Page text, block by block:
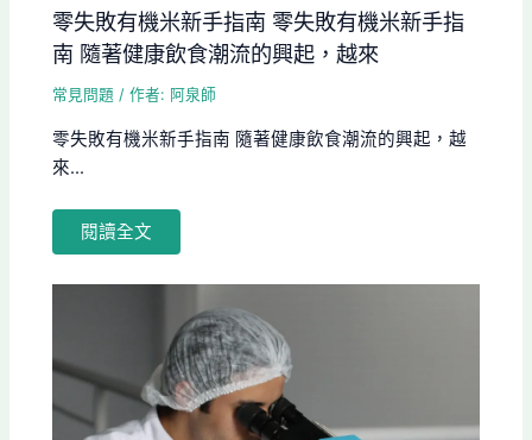
零失敗有機米新手指南 零失敗有機米新手指
南 隨著健康飲食潮流的興起，越來
常見問題 / 作者: 阿泉師
零失敗有機米新手指南 隨著健康飲食潮流的興起，越
來...
閱讀全文